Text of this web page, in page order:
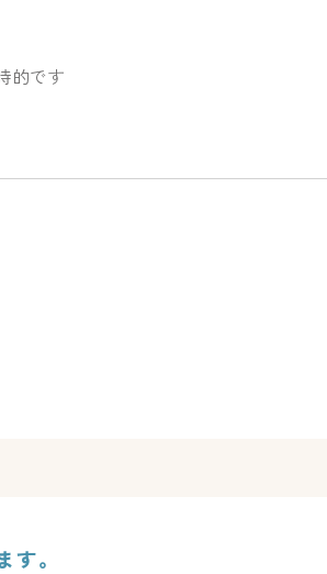
的です
。